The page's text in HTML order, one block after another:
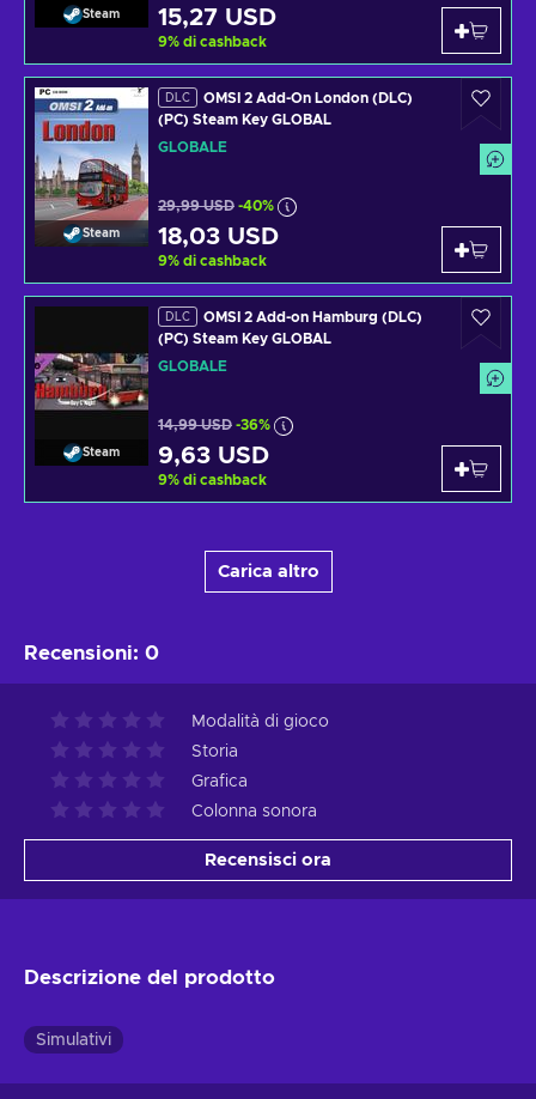
Steam 15,27 USD
9% di cashback
Steam
DLC
OMSI 2 Add-On London (DLC)
(PC) Steam Key GLOBAL
GLOBALE
29,99 USD -40%
18,03 USD
9% di cashback
Steam
DLC
OMSI 2 Add-on Hamburg (DLC)
(PC) Steam Key GLOBAL
GLOBALE
14,99 USD -36%
9,63 USD
9% di cashback
Carica altro
Recensioni: 0
Modalità di gioco
Storia
Grafica
Colonna sonora
Recensisci ora
Descrizione del prodotto
Simulativi